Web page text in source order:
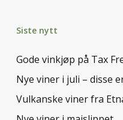
Siste nytt
Gode vinkjøp på Tax
Nye viner i juli – disse
Vulkanske viner fra